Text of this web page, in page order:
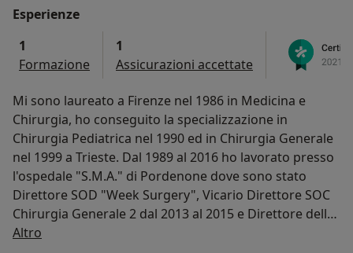
Esperienze
1
Formazione
1
Assicurazioni accettate
Mi sono laureato a Firenze nel 1986 in Medicina e
Chirurgia, ho conseguito la specializzazione in
Chirurgia Pediatrica nel 1990 ed in Chirurgia Generale
nel 1999 a Trieste. Dal 1989 al 2016 ho lavorato presso
l'ospedale "S.M.A." di Pordenone dove sono stato
Direttore SOD "Week Surgery", Vicario Direttore SOC
Chirurgia Generale 2 dal 2013 al 2015 e Direttore della
stessa SOC dal 2015 al 2016. Sono stato Resp di
Altro